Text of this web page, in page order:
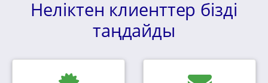
Неліктен клиенттер бізді
таңдайды